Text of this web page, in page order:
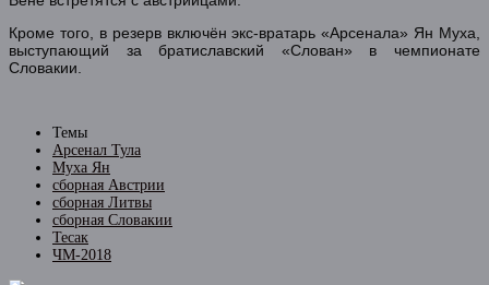
Кроме того, в резерв включён экс-вратарь «Арсенала» Ян Муха,
выступающий за братиславский «Слован» в чемпионате
Словакии.
Темы
Арсенал Тула
Муха Ян
сборная Австрии
сборная Литвы
сборная Словакии
Тесак
ЧМ-2018